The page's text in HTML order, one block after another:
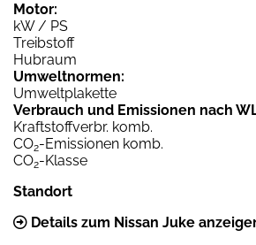
Motor:
kW / PS
Treibstoff
Hubraum
Umweltnormen:
Umweltplakette
Verbrauch und Emissionen nach
Kraftstoffverbr. komb.
CO2-Emissionen komb.
CO2-Klasse
Standort
Details zum Nissan Juke